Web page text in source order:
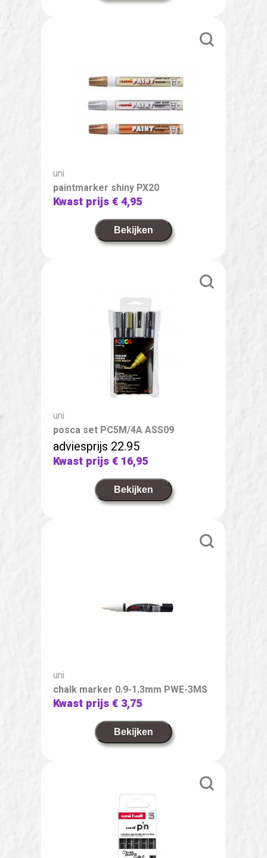
uni
paintmarker shiny PX20
Kwast prijs€ 4,95
Bekijken
uni
posca set PC5M/4A ASS09
adviesprijs 22.95
Kwast prijs€ 16,95
Bekijken
uni
chalk marker 0.9-1.3mm PWE-3MS
Kwast prijs€ 3,75
Bekijken